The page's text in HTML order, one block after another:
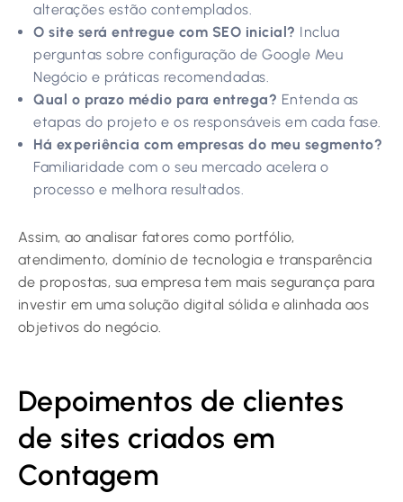
alterações estão contemplados.
O site será entregue com SEO inicial? Inclua
perguntas sobre configuração de Google Meu
Negócio e práticas recomendadas.
Qual o prazo médio para entrega? Entenda as
etapas do projeto e os responsáveis em cada fase.
Há experiência com empresas do meu segmento?
Familiaridade com o seu mercado acelera o
processo e melhora resultados.
Assim, ao analisar fatores como portfólio,
atendimento, domínio de tecnologia e transparência
de propostas, sua empresa tem mais segurança para
investir em uma solução digital sólida e alinhada aos
objetivos do negócio.
Depoimentos de clientes
de sites criados em
Contagem